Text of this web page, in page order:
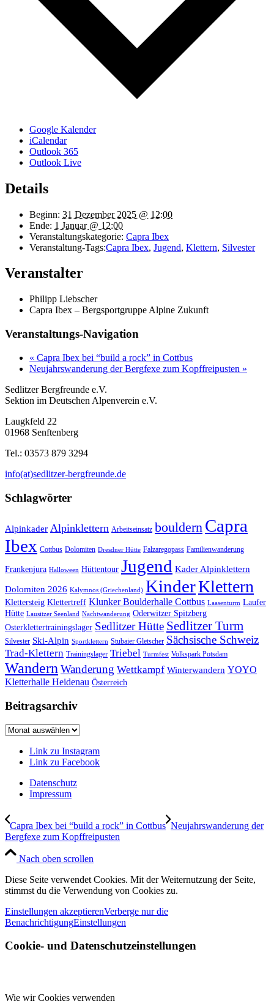
Google Kalender
iCalendar
Outlook 365
Outlook Live
Details
Beginn: 31 Dezember 2025 @ 12:00
Ende: 1 Januar @ 12:00
Veranstaltungskategorie: Capra Ibex
Veranstaltung-Tags:Capra Ibex, Jugend, Klettern, Silvester
Veranstalter
Philipp Liebscher
Capra Ibex – Bergsportgruppe Alpine Zukunft
Veranstaltungs-Navigation
« Capra Ibex bei “build a rock” in Cottbus
Neujahrswanderung der Bergfexe zum Kopffreipusten »
Sedlitzer Bergfreunde e.V.
Sektion im Deutschen Alpenverein e.V.
Laugkfeld 22
01968 Senftenberg
Tel.: 03573 879 3294
info(at)sedlitzer-bergfreunde.de
Schlagwörter
Alpinkader Alpinklettern Arbeitseinsatz bouldern Capra
Ibex Cottbus Dolomiten Dresdner Hütte Falzaregopass Familienwanderung
Frankenjura Halloween Hüttentour Jugend Kader Alpinklettern
Dolomiten 2026 Kalymnos (Griechenland) KinderKlettern
Klettersteig Klettertreff Klunker Boulderhalle Cottbus Laasenturm Laufer
Hütte Lausitzer Seenland Nachtwanderung Oderwitzer Spitzberg
Osterklettertrainingslager Sedlitzer Hütte Sedlitzer Turm
Silvester Ski-Alpin Sportklettern Stubaier Gletscher Sächsische Schweiz
Trad-Klettern Trainingslager Triebel Turmfest Volkspark Potsdam
Wandern Wanderung Wettkampf Winterwandern YOYO
Kletterhalle Heidenau Österreich
Beitragsarchiv
Beitragsarchiv
Link zu Instagram
Link zu Facebook
Datenschutz
Impressum
Capra Ibex bei “build a rock” in Cottbus Neujahrswanderung der
Bergfexe zum Kopffreipusten
Nach oben scrollen
Diese Seite verwendet Cookies. Mit der Weiternutzung der Seite,
stimmst du die Verwendung von Cookies zu.
Einstellungen akzeptierenVerberge nur die
BenachrichtigungEinstellungen
Cookie- und Datenschutzeinstellungen
Wie wir Cookies verwenden